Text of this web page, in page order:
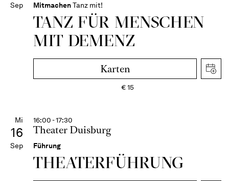
Sep MitmachenTanz mit!
TANZ FÜR MENSCHEN
MIT DEMENZ
Karten
€15
Mi
16
Sep
16:00 - 17:30
Theater Duisburg
Führung
THEATER­FÜHR­UNG